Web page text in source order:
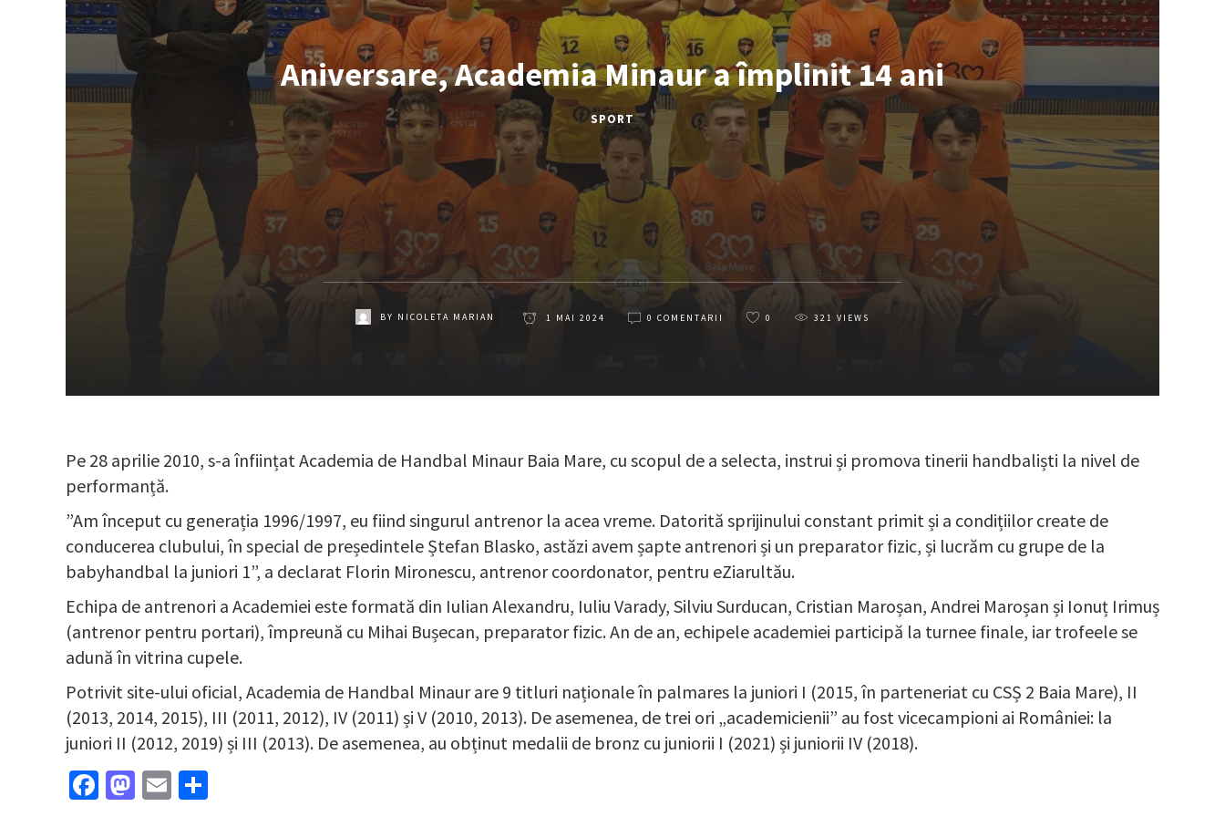
Aniversare, Academia Minaur a împlinit 14 ani
SPORT
BY NICOLETA MARIAN 1 MAI 2024 0 COMENTARII 0 321 VIEWS
Pe 28 aprilie 2010, s-a înființat Academia de Handbal Minaur Baia Mare, cu scopul de a selecta, instrui și promova tinerii handbaliști la nivel de
performanță.
”Am început cu generația 1996/1997, eu fiind singurul antrenor la acea vreme. Datorită sprijinului constant primit și a condițiilor create de
conducerea clubului, în special de președintele Ștefan Blasko, astăzi avem șapte antrenori și un preparator fizic, și lucrăm cu grupe de la
babyhandbal la juniori 1”, a declarat Florin Mironescu, antrenor coordonator, pentru eZiarultău.
Echipa de antrenori a Academiei este formată din Iulian Alexandru, Iuliu Varady, Silviu Surducan, Cristian Maroșan, Andrei Maroșan și Ionuț Irimuș
(antrenor pentru portari), împreună cu Mihai Bușecan, preparator fizic. An de an, echipele academiei participă la turnee finale, iar trofeele se
adună în vitrina cupele.
Potrivit site-ului oficial, Academia de Handbal Minaur are 9 titluri naționale în palmares la juniori I (2015, în parteneriat cu CSȘ 2 Baia Mare), II
(2013, 2014, 2015), III (2011, 2012), IV (2011) și V (2010, 2013). De asemenea, de trei ori „academicienii” au fost vicecampioni ai României: la
juniori II (2012, 2019) și III (2013). De asemenea, au obținut medalii de bronz cu juniorii I (2021) și juniorii IV (2018).
Facebook
Mastodon
Email